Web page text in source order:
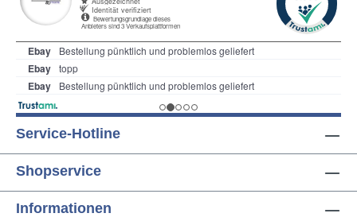
Service-Hotline
Shopservice
Informationen